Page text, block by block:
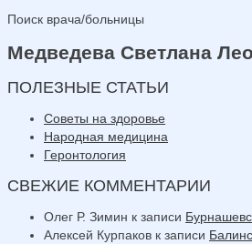
Поиск врача/больницы
Медведева Светлана
ПОЛЕЗНЫЕ СТАТЬИ
Советы на здоровье
Народная медицина
Геронтология
СВЕЖИЕ КОММЕНТАРИИ
Олег Р. Зимин к записи
Алексей Курпаков к записи